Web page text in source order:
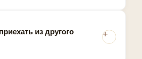
из другого